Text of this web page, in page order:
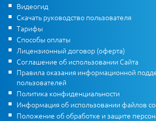
Видеогид
Скачать руководство пользователя
Тарифы
Способы оплаты
Лицензионный договор (оферта)
Соглашение об использовании Сайта
Правила оказания информационной
пользователей
Политика конфиденциальности
Информация об использовании файлов
Положение об обработке и защите